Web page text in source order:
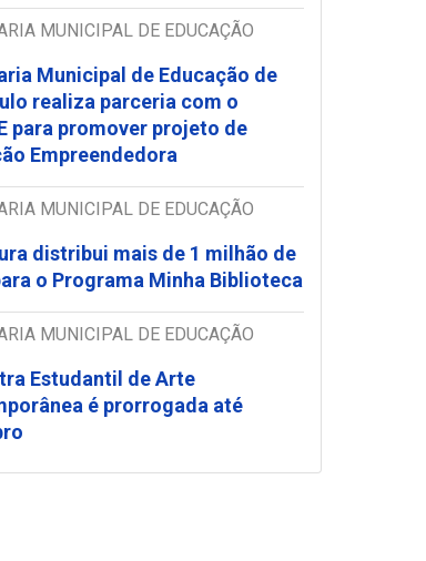
MUNICIPAL DE EDUCAÇÃO
Municipal de Educação de
realiza parceria com o
para promover projeto de
Empreendedora
MUNICIPAL DE EDUCAÇÃO
distribui mais de 1 milhão de
o Programa Minha Biblioteca
MUNICIPAL DE EDUCAÇÃO
Estudantil de Arte
é prorrogada até